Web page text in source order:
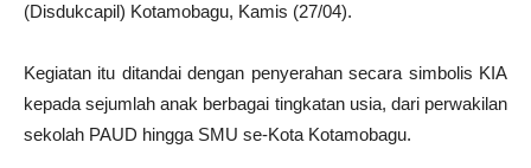
(Disdukcapil) Kotamobagu, Kamis (27/04).
Kegiatan itu ditandai dengan penyerahan secara simbolis KIA
kepada sejumlah anak berbagai tingkatan usia, dari perwakilan
sekolah PAUD hingga SMU se-Kota Kotamobagu.